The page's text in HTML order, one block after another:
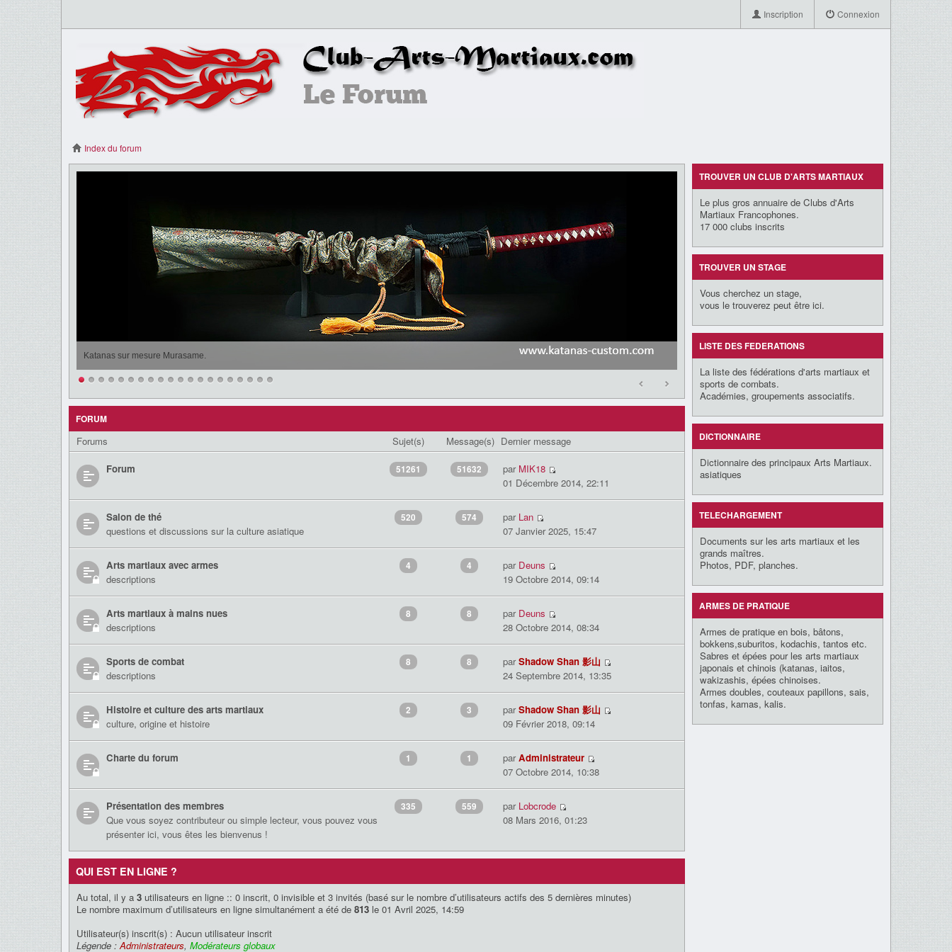
Inscription Connexion
Index du forum
Katanas sur mesure Murasame.
FORUM
Forums Sujet(s) Message(s) Dernier message
Forum 51261 51632 par MIK18
01 Décembre 2014, 22:11
Salon de thé
questions et discussions sur la culture asiatique
520 574 par Lan
07 Janvier 2025, 15:47
Arts martiaux avec armes
descriptions
4 4 par Deuns
19 Octobre 2014, 09:14
Arts martiaux à mains nues
descriptions
8 8 par Deuns
28 Octobre 2014, 08:34
Sports de combat
descriptions
8 8 parShadow Shan 影山
24 Septembre 2014, 13:35
Histoire et culture des arts martiaux
culture, origine et histoire
2 3 parShadow Shan 影山
09 Février 2018, 09:14
Charte du forum 1 1 parAdministrateur
07 Octobre 2014, 10:38
Présentation des membres
Que vous soyez contributeur ou simple lecteur, vous pouvez vous
présenter ici, vous êtes les bienvenus !
335 559 par Lobcrode
08 Mars 2016, 01:23
QUI EST EN LIGNE ?
Au total, il y a 3 utilisateurs en ligne :: 0 inscrit, 0 invisible et 3 invités (basé sur le nombre d’utilisateurs actifs des 5 dernières minutes)
Le nombre maximum d’utilisateurs en ligne simultanément a été de 813 le 01 Avril 2025, 14:59
Utilisateur(s) inscrit(s) : Aucun utilisateur inscrit
Légende :Administrateurs, Modérateurs globaux
TROUVER UN CLUB D'ARTS MARTIAUX
Le plus gros annuaire de Clubs d'Arts
Martiaux Francophones.
17 000 clubs inscrits
TROUVER UN STAGE
Vous cherchez un stage,
vous le trouverez peut être ici.
LISTE DES FEDERATIONS
La liste des fédérations d'arts martiaux et
sports de combats.
Académies, groupements associatifs.
DICTIONNAIRE
Dictionnaire des principaux Arts Martiaux.
asiatiques
TELECHARGEMENT
Documents sur les arts martiaux et les
grands maîtres.
Photos, PDF, planches.
ARMES DE PRATIQUE
Armes de pratique en bois, bâtons,
bokkens,suburitos, kodachis, tantos etc.
Sabres et épées pour les arts martiaux
japonais et chinois (katanas, iaitos,
wakizashis, épées chinoises.
Armes doubles, couteaux papillons, sais,
tonfas, kamas, kalis.